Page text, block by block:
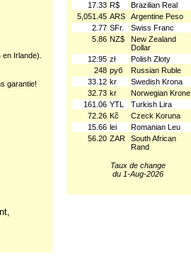
Irlande).
garantie!
17.33 R$
Brazilian Real
5,051.45 ARS
Argentine Peso
2.77 SFr.
Swiss Franc
5.86 NZ$
New Zealand
Dollar
12.95 zł
Polish Złoty
248 руб
Russian Ruble
33.12 kr
Swedish Krona
32.73 kr
Norwegian Krone
161.06 YTL
Turkish Lira
72.26 Kč
Czeck Koruna
15.66 lei
Romanian Leu
56.20 ZAR
South African
Rand
Taux de change
du 1-Aug-2026